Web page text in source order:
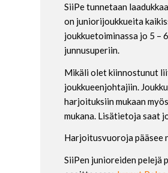
SiiPe tunnetaan
on juniorijoukkueita
joukkuetoiminassa jo 5 –
junnusuperiin.
Mikäli olet kiinnostunut
joukkueenjohtajiin.
harjoituksiin mukaan
mukana. Lisätietoja saat
Harjoitusvuoroja pääsee
SiiPen junioreiden pelejä